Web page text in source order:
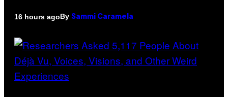
16 hours agoBy Sammi Caramela